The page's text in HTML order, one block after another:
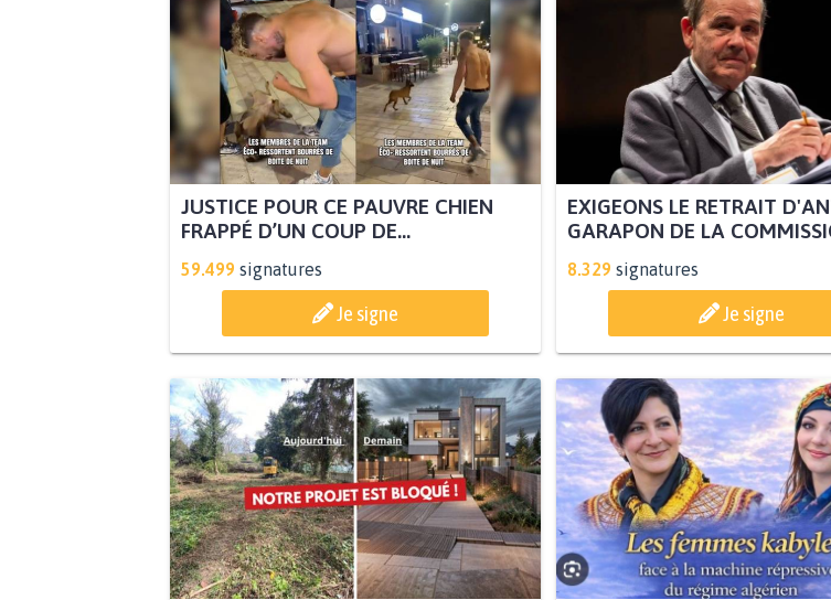
JUSTICE POUR CE PAUVRE CHIEN
FRAPPÉ D’UN COUP DE...
59.499 signatures
Je signe
EXIGEONS LE RETRAIT
GARAPON DE LA
8.329 signatures
Je signe